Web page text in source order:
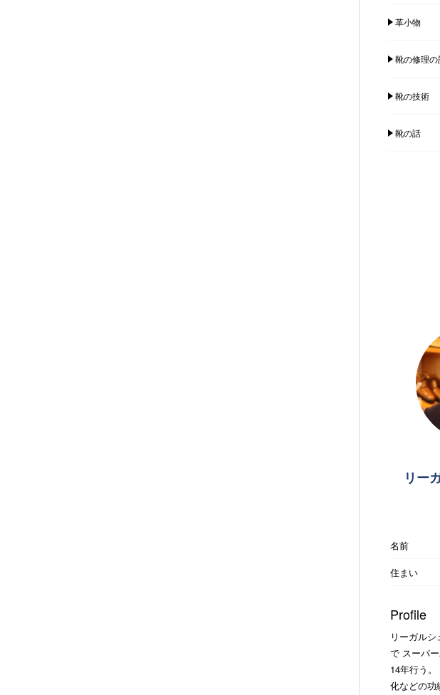
革小物
靴の修理の
靴の技術
靴の話
リー
名前
住まい
Profile
リーガル
で スーパ
14年行う
化などの功